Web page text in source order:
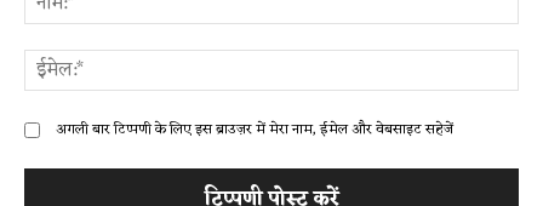
अगली बार टिप्पणी के लिए इस ब्राउज़र में मेरा नाम, ईमेल और वेबसाइट सहेजें